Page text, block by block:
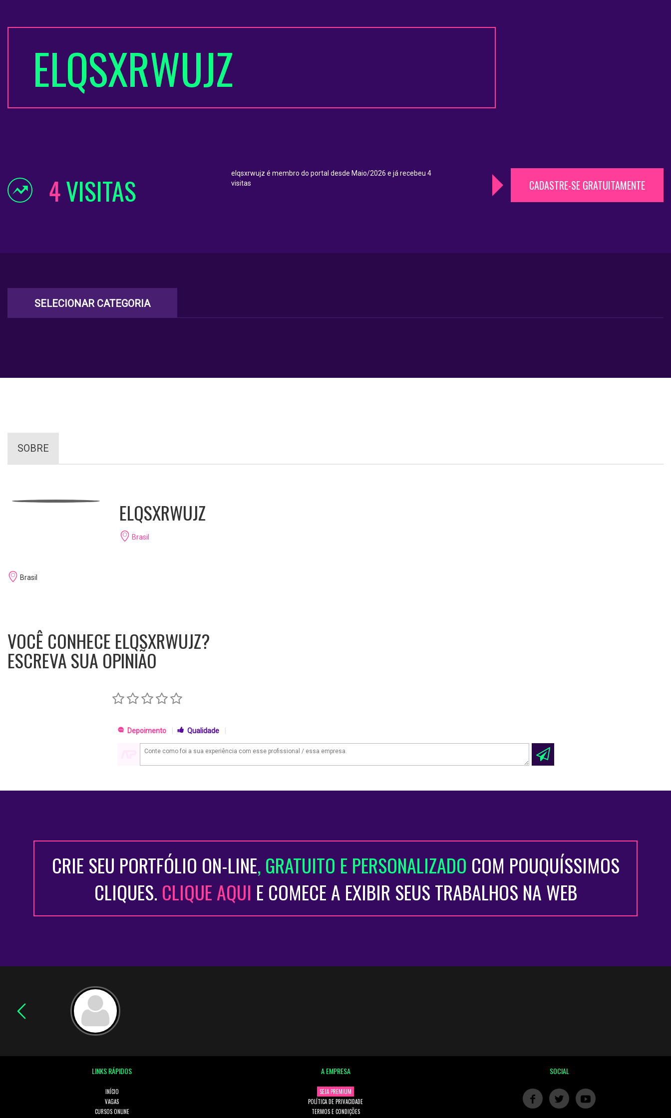
ELQSXRWUJZ
4VISITAS
elqsxrwujz é membro do portal desde Maio/2026 e já recebeu 4
visitas
CADASTRE-SE GRATUITAMENTE
SELECIONAR CATEGORIA
SOBRE
ELQSXRWUJZ
Brasil
Brasil
VOCÊ CONHECE ELQSXRWUJZ?
ESCREVA SUA OPINIÃO
Depoimento | Qualidade |
CRIE SEU PORTFÓLIO ON-LINE, GRATUITO E PERSONALIZADO COM POUQUÍSSIMOS
CLIQUES. CLIQUE AQUI E COMECE A EXIBIR SEUS TRABALHOS NA WEB
LINKS RÁPIDOS
INÍCIO
VAGAS
CURSOS ONLINE
A EMPRESA
SEJA PREMIUM
POLÍTICA DE PRIVACIDADE
TERMOS E CONDIÇÕES
SOCIAL